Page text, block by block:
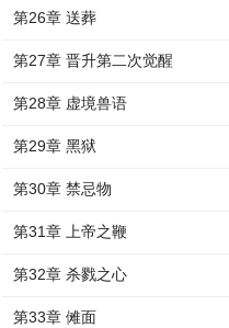
第26章 送葬
第27章 晋升第二次觉醒
第28章 虚境兽语
第29章 黑狱
第30章 禁忌物
第31章 上帝之鞭
第32章 杀戮之心
第33章 傩面